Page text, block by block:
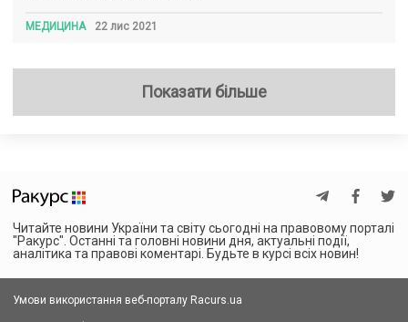
МЕДИЦИНА 22 лис 2021
Показати більше
Читайте новини України та світу сьогодні на правовому порталі
"Ракурс". Останні та головні новини дня, актуальні події,
аналітика та правові коментарі. Будьте в курсі всіх новин!
Умови використання веб-порталу Racurs.ua